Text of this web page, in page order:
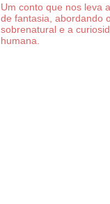
Um conto que nos leva
de fantasia, abordando
sobrenatural e a
humana.